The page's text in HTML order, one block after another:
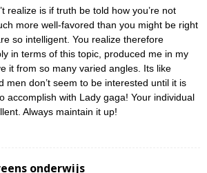
realize is if truth be told how you’re not
more well-favored than you might be right
so intelligent. You realize therefore
in terms of this topic, produced me in my
it from so many varied angles. Its like
men don’t seem to be interested until it is
accomplish with Lady gaga! Your individual
Always maintain it up!
onderwijs